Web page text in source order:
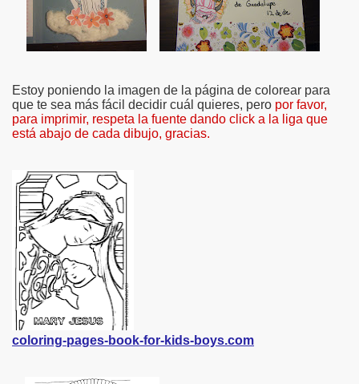
Estoy poniendo la imagen de la página de colorear para
que te sea más fácil decidir cuál quieres, pero por favor,
para imprimir, respeta la fuente dando click a la liga que
está abajo de cada dibujo, gracias.
coloring-pages-book-for-kids-boys.com